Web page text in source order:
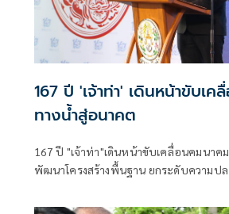
167 ปี 'เจ้าท่า' เดินหน้าขับเค
ทางน้ำสู่อนาคต
167 ปี "เจ้าท่า"เดินหน้าขับเคลื่อนคมนาค
พัฒนาโครงสร้างพื้นฐาน ยกระดับความปล